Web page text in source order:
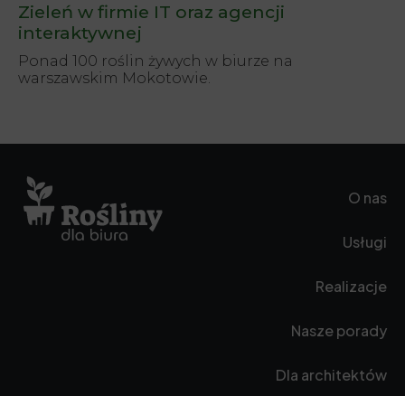
Zieleń w firmie IT oraz agencji
interaktywnej
Ponad 100 roślin żywych w biurze na
warszawskim Mokotowie.
O nas
Usługi
Realizacje
Nasze porady
Dla architektów